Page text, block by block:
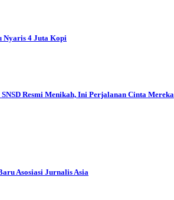
Nyaris 4 Juta Kopi
Resmi Menikah, Ini Perjalanan Cinta Mereka
Asosiasi Jurnalis Asia